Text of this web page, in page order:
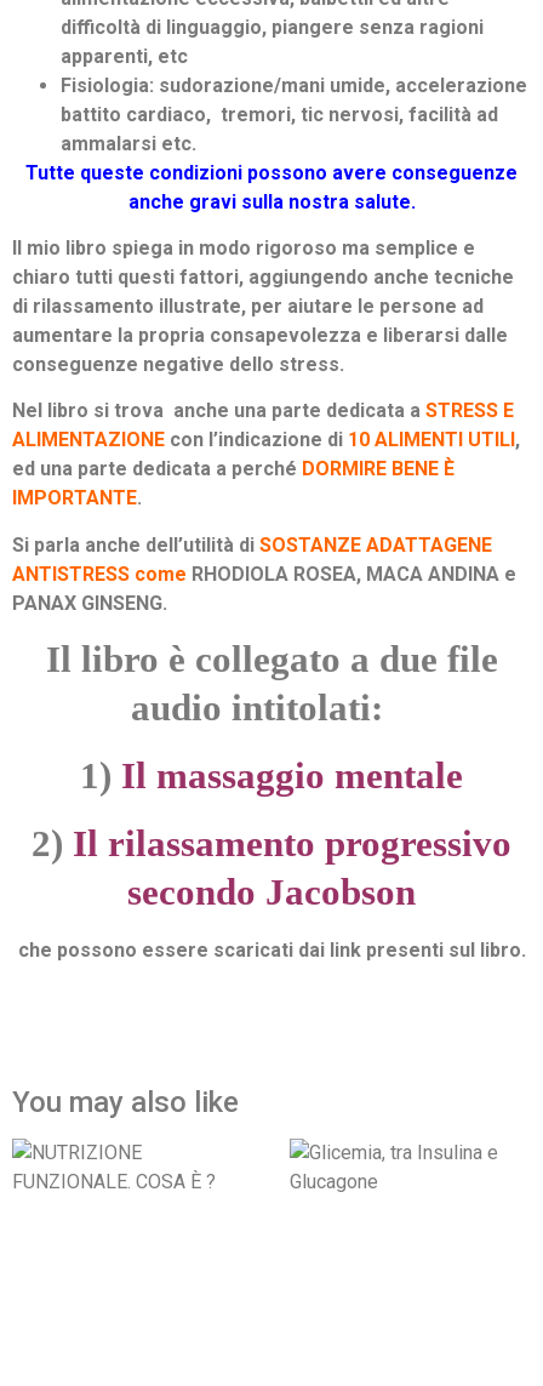
difficoltà di linguaggio, piangere senza ragioni
apparenti, etc
Fisiologia: sudorazione/mani umide, accelerazione
battito cardiaco, tremori, tic nervosi, facilità ad
ammalarsi etc.
Tutte queste condizioni possono avere conseguenze
anche gravi sulla nostra salute.
Il mio libro spiega in modo rigoroso ma semplice e
chiaro tutti questi fattori, aggiungendo anche tecniche
di rilassamento illustrate, per aiutare le persone ad
aumentare la propria consapevolezza e liberarsi dalle
conseguenze negative dello stress.
Nel libro si trova anche una parte dedicata a STRESS E
ALIMENTAZIONE con l’indicazione di 10 ALIMENTI UTILI ,
ed una parte dedicata a perché DORMIRE BENE È
IMPORTANTE.
Si parla anche dell’utilità di SOSTANZE ADATTAGENE
ANTISTRESS come RHODIOLA ROSEA, MACA ANDINA e
PANAX GINSENG.
Il libro è collegato a due file
audio intitolati:
1) Il massaggio mentale
2) Il rilassamento progressivo
secondo Jacobson
che possono essere scaricati dai link presenti sul libro.
You may also like